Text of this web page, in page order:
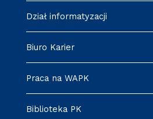
Dział informatyzacji
Biuro Karier
Praca na WAPK
Biblioteka PK